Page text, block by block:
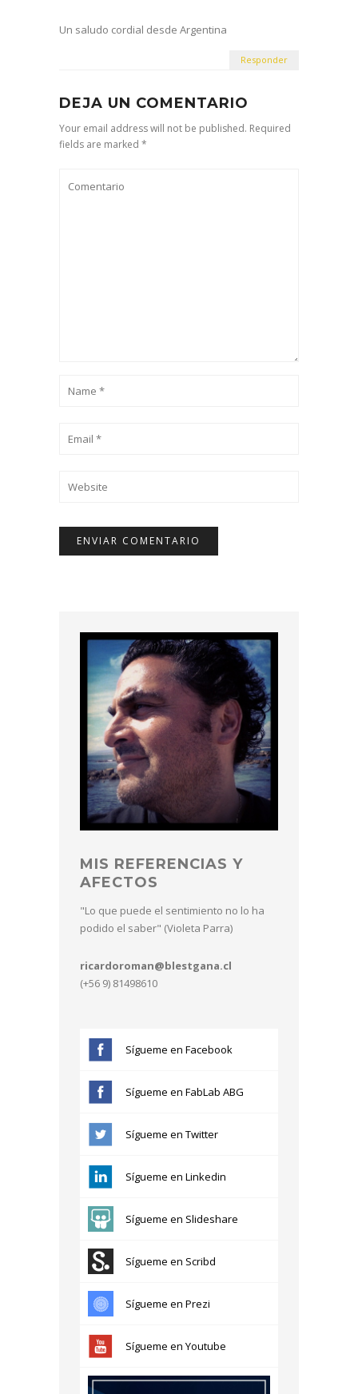
Un saludo cordial desde Argentina
Responder
DEJA UN COMENTARIO
Your email address will not be published. Required
fields are marked *
MIS REFERENCIAS Y
AFECTOS
"Lo que puede el sentimiento no lo ha
podido el saber" (Violeta Parra)
ricardoroman@blestgana.cl
(+56 9) 81498610
Sígueme en Facebook
Sígueme en FabLab ABG
Sígueme en Twitter
Sígueme en Linkedin
Sígueme en Slideshare
Sígueme en Scribd
Sígueme en Prezi
Sígueme en Youtube